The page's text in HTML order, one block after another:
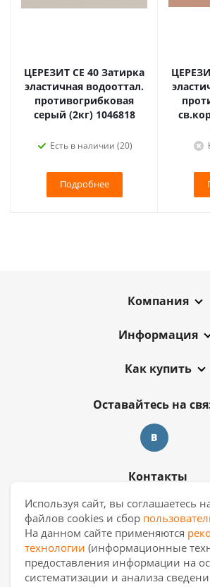
ЦЕРЕЗИТ CE 40 Затирка
эластичная водооттал.
противогрибковая
серый (2кг) 1046818
Есть в наличии (20)
Подробнее
Компания
Информация
Как купить
Оставайтесь на
Контакты
8 909 017 69 26
ekb.manager@casa-
Екатеринбург,ул.
Используя сайт, вы соглашаетесь
файлов cookies и сбор
На данном сайте применяются
технологии (информационные
предоставления информации на
систематизации и анализа